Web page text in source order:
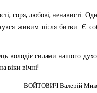
, горя, любові,ненависті.
живим після битви. Є
володіє силами нашого
на віки вічні!
ВОЙТОВИЧ Валерій